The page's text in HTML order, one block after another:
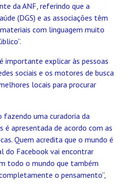
da ANF, referindo que a
(DGS) e as associações têm
com linguagem muito
importante explicar às pessoas
sociais e os motores de busca
locais para procurar
fazendo uma curadoria da
é apresentada de acordo com as
Quem acredita que o mundo é
do Facebook vai encontrar
todo o mundo que também
o pensamento”,